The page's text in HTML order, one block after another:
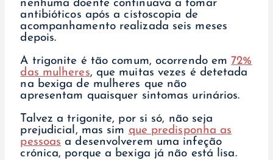
nenhuma doente continuava a tomar
antibióticos após a cistoscopia de
acompanhamento realizada seis meses
depois.
A trigonite é tão comum, ocorrendo em72%
das mulheres, que muitas vezes é detetada
na bexiga de mulheres que não
apresentam quaisquer sintomas urinários.
Talvez a trigonite, por si só, não seja
prejudicial, mas sim que predisponha as
pessoas a desenvolverem uma infeção
crónica, porque a bexiga já não está lisa.